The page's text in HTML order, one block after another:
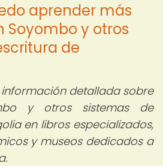
aprender más
Soyombo y otros
de
detallada sobre
y otros sistemas de
en libros especializados,
y museos dedicados a